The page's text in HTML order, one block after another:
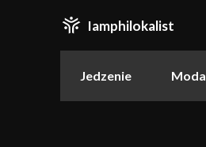
Iamphilokalist
Jedzenie Moda